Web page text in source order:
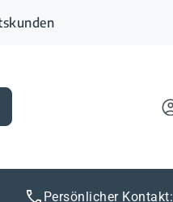
Persönlicher Kontakt: